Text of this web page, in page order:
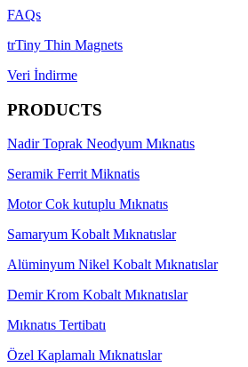
FAQs
trTiny Thin Magnets
Veri İndirme
PRODUCTS
Nadir Toprak Neodyum Mıknatıs
Seramik Ferrit Miknatis
Motor Cok kutuplu Mıknatıs
Samaryum Kobalt Mıknatıslar
Alüminyum Nikel Kobalt Mıknatıslar
Demir Krom Kobalt Mıknatıslar
Mıknatıs Tertibatı
Özel Kaplamalı Mıknatıslar